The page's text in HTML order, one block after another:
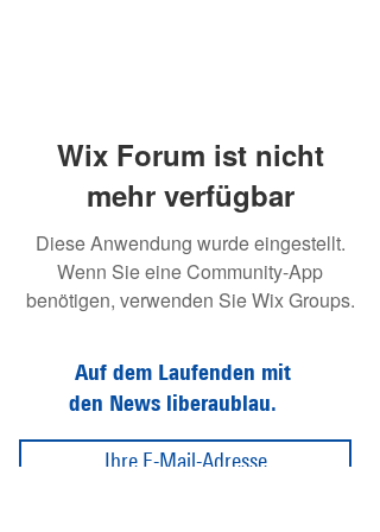
Wix Forum ist nicht
mehr verfügbar
Diese Anwendung wurde eingestellt.
Wenn Sie eine Community-App
benötigen, verwenden Sie Wix Groups.
Auf dem Laufenden mit
den News liberaublau.